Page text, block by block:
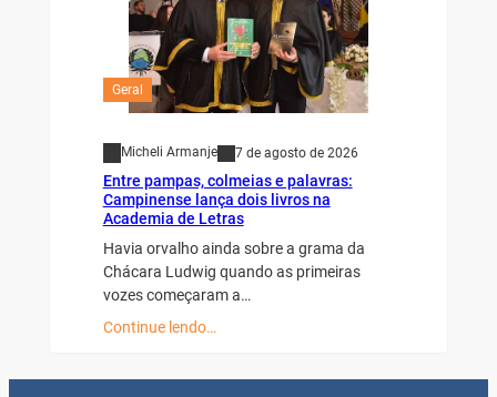
Geral
Micheli Armanje 7 de agosto de 2026
Entre pampas, colmeias e palavras:
Campinense lança dois livros na
Academia de Letras
Havia orvalho ainda sobre a grama da
Chácara Ludwig quando as primeiras
vozes começaram a…
Continue lendo…